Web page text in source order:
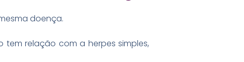
doença.
relação com a herpes simples,